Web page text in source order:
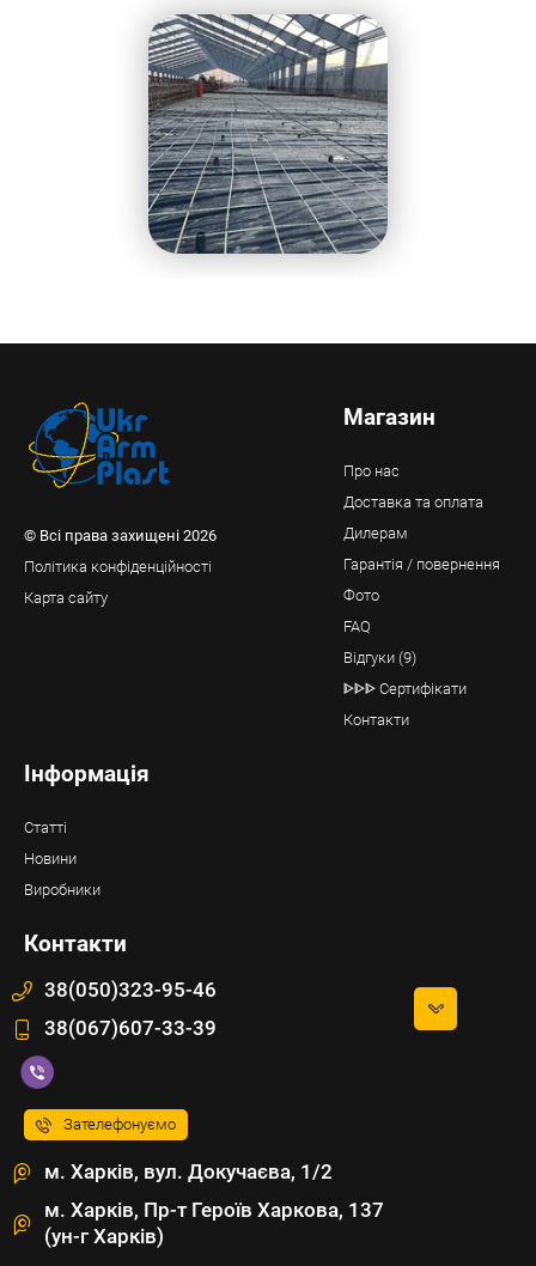
© Всі права захищені 2026
Політика конфіденційності
Карта сайту
Магазин
Про нас
Доставка та оплата
Дилерам
Гарантія / повернення
Фото
FAQ
Відгуки (9)
ᐈᐈᐈ Сертифікати
Контакти
Інформація
Статті
Новини
Виробники
Контакти
38(050)323-95-46
38(067)607-33-39
Зателефонуємо
м. Харків, вул. Докучаєва, 1/2
м. Харків, Пр-т Героїв Харкова, 137
(ун-г Харків)